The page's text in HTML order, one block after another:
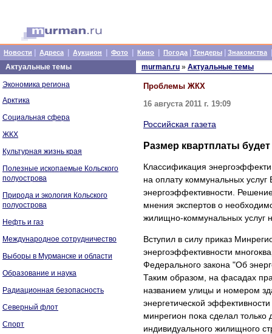
Новости Адреса Аукцион Фото Кино Погода Тендеры Знакомства
Актуальные темы
Экономика региона
Арктика
Социальная сфера
ЖКХ
Культурная жизнь края
Полезные ископаемые Кольского
полуострова
Природа и экология Кольского
полуострова
Нефть и газ
Международное сотрудничество
Выборы в Мурманске и области
Образование и наука
Радиационная безопасность
Северный флот
Спорт
murman.ru » Актуальные темы
Проблемы ЖКХ
16 августа 2011 г. 19:09
Российская газета
Размер квартплаты
Классификация
на оплату коммунальных
энергоэффективности.
мнения экспертов о
жилищно-коммунальных услуг
Вступил в силу приказ
энергоэффективности
Федерального закона "Об
Таким образом, на фасадах
названием улицы и номером
энергетической
минрегион пока сделал только
индивидуального жилищного